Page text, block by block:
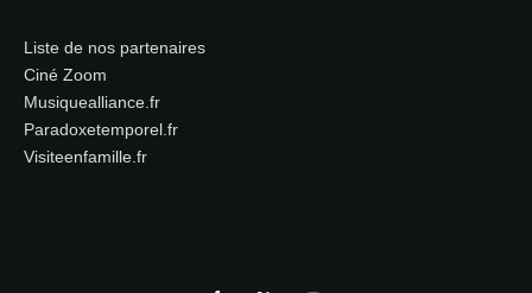
Liste de nos partenaires
Ciné Zoom
Musiquealliance.fr
Paradoxetemporel.fr
Visiteenfamille.fr